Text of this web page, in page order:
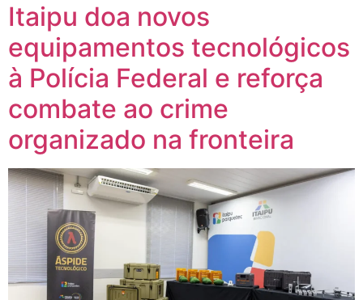
Itaipu doa novos
equipamentos tecnológicos
à Polícia Federal e reforça
combate ao crime
organizado na fronteira